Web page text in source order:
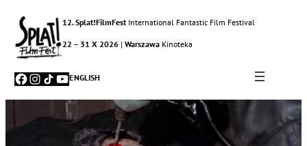
12. Splat!FilmFest International Fantastic Film Festival
22 – 31 X 2026 |Warszawa Kinoteka
ENGLISH
Facebook
Instagram
TikTok
YouTube